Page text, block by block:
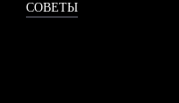
СОВЕТЫ